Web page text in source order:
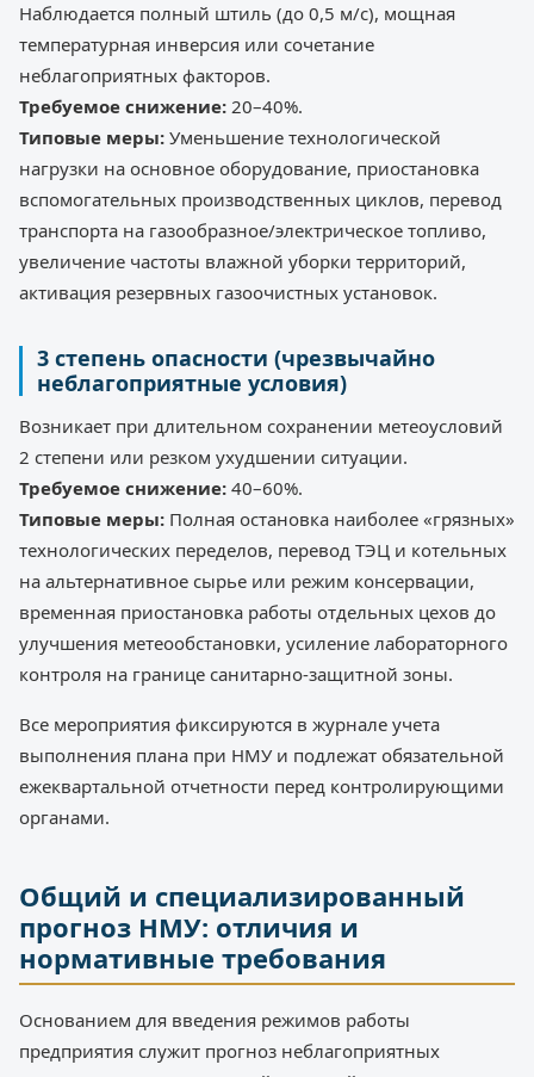
Наблюдается полный штиль (до 0,5 м/с), мощная
температурная инверсия или сочетание
неблагоприятных факторов.
Требуемое снижение: 20–40%.
Типовые меры: Уменьшение технологической
нагрузки на основное оборудование, приостановка
вспомогательных производственных циклов, перевод
транспорта на газообразное/электрическое топливо,
увеличение частоты влажной уборки территорий,
активация резервных газоочистных установок.
3 степень опасности (чрезвычайно
неблагоприятные условия)
Возникает при длительном сохранении метеоусловий
2 степени или резком ухудшении ситуации.
Требуемое снижение: 40–60%.
Типовые меры: Полная остановка наиболее «грязных»
технологических переделов, перевод ТЭЦ и котельных
на альтернативное сырье или режим консервации,
временная приостановка работы отдельных цехов до
улучшения метеообстановки, усиление лабораторного
контроля на границе санитарно-защитной зоны.
Все мероприятия фиксируются в журнале учета
выполнения плана при НМУ и подлежат обязательной
ежеквартальной отчетности перед контролирующими
органами.
Общий и специализированный
прогноз НМУ: отличия и
нормативные требования
Основанием для введения режимов работы
предприятия служит прогноз неблагоприятных